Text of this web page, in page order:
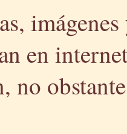
en
no